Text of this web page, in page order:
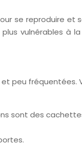
se reproduire
vulnérables à
peu fréquentées.
sont des